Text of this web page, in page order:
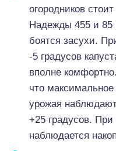
огородников
Надежды 455 и 85
боятся засухи.
-5 градусов
вполне
что максимальное
урожая
+25 градусов.
наблюдается